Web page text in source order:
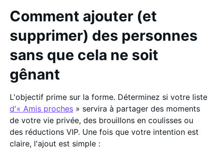
Comment ajouter (et
supprimer) des personnes
sans que cela ne soit
gênant
L'objectif prime sur la forme. Déterminez si votre liste
d'« Amis proches » servira à partager des moments
de votre vie privée, des brouillons en coulisses ou
des réductions VIP. Une fois que votre intention est
claire, l'ajout est simple :